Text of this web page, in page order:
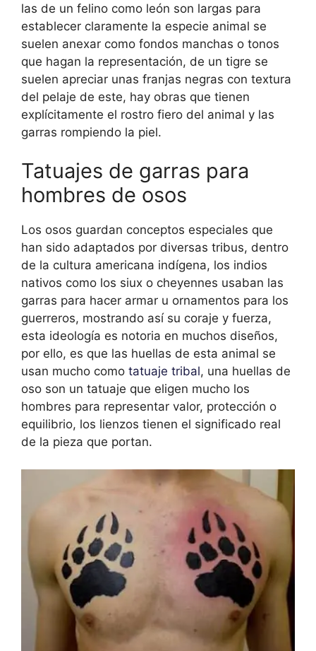
las de un felino como león son largas para
establecer claramente la especie animal se
suelen anexar como fondos manchas o tonos
que hagan la representación, de un tigre se
suelen apreciar unas franjas negras con textura
del pelaje de este, hay obras que tienen
explícitamente el rostro fiero del animal y las
garras rompiendo la piel.
Tatuajes de garras para
hombres de osos
Los osos guardan conceptos especiales que
han sido adaptados por diversas tribus, dentro
de la cultura americana indígena, los indios
nativos como los siux o cheyennes usaban las
garras para hacer armar u ornamentos para los
guerreros, mostrando así su coraje y fuerza,
esta ideología es notoria en muchos diseños,
por ello, es que las huellas de esta animal se
usan mucho como tatuaje tribal, una huellas de
oso son un tatuaje que eligen mucho los
hombres para representar valor, protección o
equilibrio, los lienzos tienen el significado real
de la pieza que portan.